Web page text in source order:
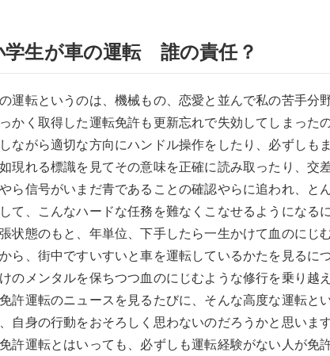
学生が車の運転 誰の責任？
運転というのは、機械もの、恋愛と並んで私の苦手分
かく取得した運転免許も更新忘れで失効してしまっ
ながら適切な方向にハンドル操作をしたり、必ずしも
現れる標識を見てその意味を正確に読み取ったり、
ら信号がいまだ青であることの確認やらに追われ、と
て、こんなハードな任務を難なくこなせるようにな
状態のもと、年単位、下手したら一生かけて血のにじ
ら、街中ですいすいと車を運転しているかたを見るに
のメンタルを保ちつつ血のにじむような修行を乗り越
許運転のニュースを見るたびに、そんな高度な運転と
自身の行動をおそろしく思わないのだろうかと思います
許運転とはいっても、必ずしも運転経験がない人が免